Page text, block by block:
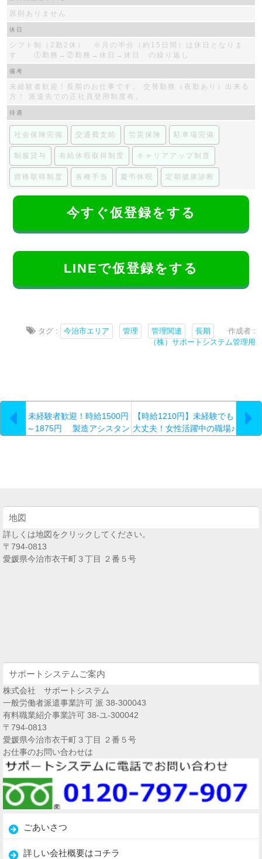
原則ありません
休日
シフト制（2勤2休） ※月の半分（約15日間）は休日となりま
す ①勤務→②勤務→休日→休日 の繰り返し
備考
未経験者歓迎！長期のお仕事です。 交替勤務（夜勤あり）出来る
方！ 派遣先での正社員登用制度有。
待遇
社会保険完備 交通費支給 労災保険 駐車場完備
制服貸与 有給休暇取得制度 キャリアアップ制度
資格取得制度 各種手当 慶弔休暇 定期健康診断
今すぐ仮登録をする
LINEで仮登録をする
タグ : 今治市エリア 管理 管理関連 長期
作成者 :
（株）サポートシステム管理用
未経験者歓迎！時給1500円
～1875円 製造アシスタン
【時給1210円】未経験でも
大丈夫！女性活躍中の職場♪
地図
詳しくは地図をクリックしてください。
〒794-0813
愛媛県今治市衣干町３丁目 ２番５号
サポートシステムご案内
株式会社 サポートシステム
一般労働者派遣事業許可 派 38-300043
有料職業紹介事業許可 38-ユ-300042
〒794-0813
愛媛県今治市衣干町３丁目 ２番５号
お仕事のお問い合わせは
ごあいさつ
詳しい会社概要はコチラ